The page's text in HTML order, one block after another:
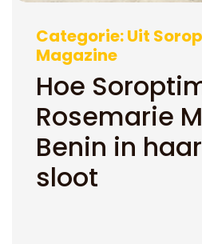
Categorie: Uit
Magazine
Hoe
Rosemarie
Benin in
sloot